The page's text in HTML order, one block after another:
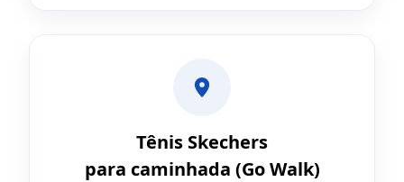
Tênis Skechers
para caminhada (Go Walk)